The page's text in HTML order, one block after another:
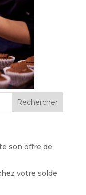
son offre de
votre solde